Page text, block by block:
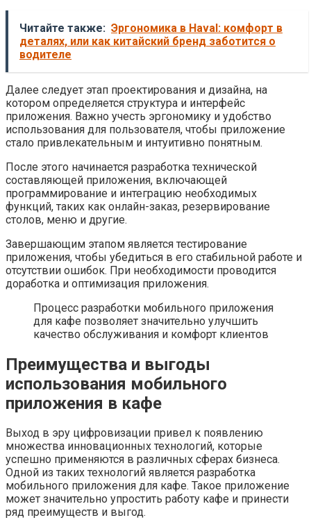
Читайте также: Эргономика в Haval: комфорт в
деталях, или как китайский бренд заботится о
водителе
Далее следует этап проектирования и дизайна, на
котором определяется структура и интерфейс
приложения. Важно учесть эргономику и удобство
использования для пользователя, чтобы приложение
стало привлекательным и интуитивно понятным.
После этого начинается разработка технической
составляющей приложения, включающей
программирование и интеграцию необходимых
функций, таких как онлайн-заказ, резервирование
столов, меню и другие.
Завершающим этапом является тестирование
приложения, чтобы убедиться в его стабильной работе и
отсутствии ошибок. При необходимости проводится
доработка и оптимизация приложения.
Процесс разработки мобильного приложения
для кафе позволяет значительно улучшить
качество обслуживания и комфорт клиентов
Преимущества и выгоды
использования мобильного
приложения в кафе
Выход в эру цифровизации привел к появлению
множества инновационных технологий, которые
успешно применяются в различных сферах бизнеса.
Одной из таких технологий является разработка
мобильного приложения для кафе. Такое приложение
может значительно упростить работу кафе и принести
ряд преимуществ и выгод.